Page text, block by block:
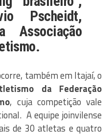
Pscheidt,
Associação
também em Itajaí, o
da Federação
, cuja competição vale
A equipe joinvilense
de 30 atletas e quatro